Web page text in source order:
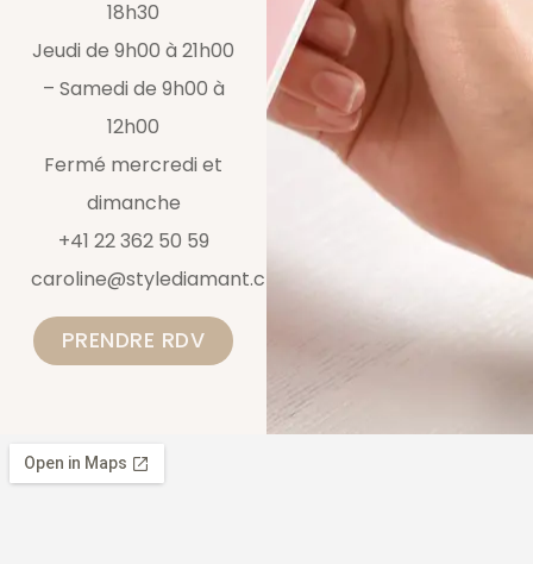
18h30
Jeudi de 9h00 à 21h00
– Samedi de 9h00 à
12h00
Fermé mercredi et
dimanche
+41 22 362 50 59
caroline@stylediamant.ch
PRENDRE RDV